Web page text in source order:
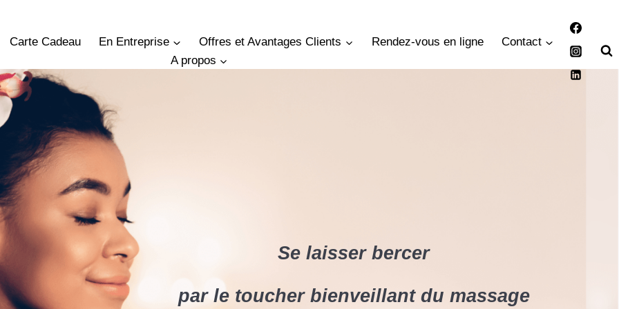
Carte Cadeau En Entreprise Offres et Avantages Clients Rendez-vous en ligne
Contact
A propos
Se laisser bercer
par le toucher bienveillant du massage